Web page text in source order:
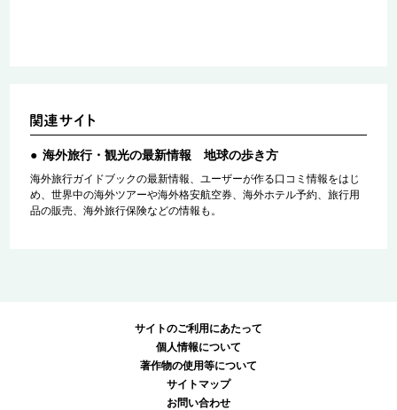
海外旅行・観光の最新情報 地球の歩き方
海外旅行ガイドブックの最新情報、ユーザーが作る口コミ情報をはじ
め、世界中の海外ツアーや海外格安航空券、海外ホテル予約、旅行用
品の販売、海外旅行保険などの情報も。
サイトのご利用にあたって
個人情報について
著作物の使用等について
サイトマップ
お問い合わせ